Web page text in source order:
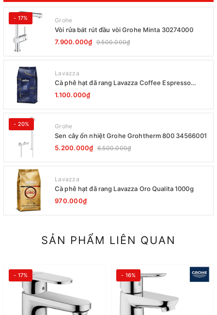
- 17% Grohe
Vòi rửa bát rút đầu vòi Grohe Minta 30274000
7.900.000₫ 9.500.000₫
Lavazza
Cà phê hạt đã rang Lavazza Coffee Espresso
Super Crema 1000g Date 12-2027
1.100.000₫
- 20% Grohe
Sen cây ổn nhiệt Grohe Grohtherm 800 34566001
5.200.000₫ 6.500.000₫
Lavazza
Cà phê hạt đã rang Lavazza Oro Qualita 1000g
970.000₫
SẢN PHẨM LIÊN QUAN
- 17% - 16%